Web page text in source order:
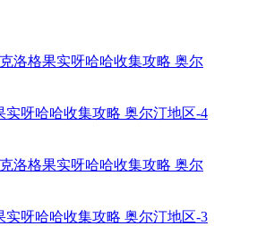
实呀哈哈收集攻略 奥尔汀地区-4
实呀哈哈收集攻略 奥尔汀地区-3